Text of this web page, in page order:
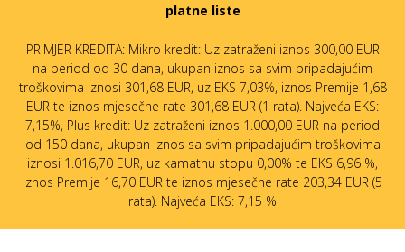
platne liste
PRIMJER KREDITA: Mikro kredit: Uz zatraženi iznos 300,00 EUR
na period od 30 dana, ukupan iznos sa svim pripadajućim
troškovima iznosi 301,68 EUR, uz EKS 7,03%, iznos Premije 1,68
EUR te iznos mjesečne rate 301,68 EUR (1 rata). Najveća EKS:
7,15%, Plus kredit: Uz zatraženi iznos 1.000,00 EUR na period
od 150 dana, ukupan iznos sa svim pripadajućim troškovima
iznosi 1.016,70 EUR, uz kamatnu stopu 0,00% te EKS 6,96 %,
iznos Premije 16,70 EUR te iznos mjesečne rate 203,34 EUR (5
rata). Najveća EKS: 7,15 %